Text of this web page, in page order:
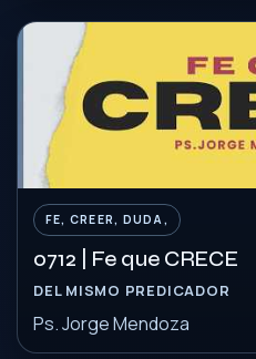
FE, CREER, DUDA,
0712 | Fe que CRECE
DEL MISMO PREDICADOR
Ps. Jorge Mendoza